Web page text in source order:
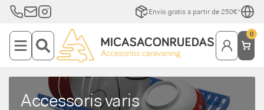
Envío gratis a partir de 250€*
0
Accessoris varis